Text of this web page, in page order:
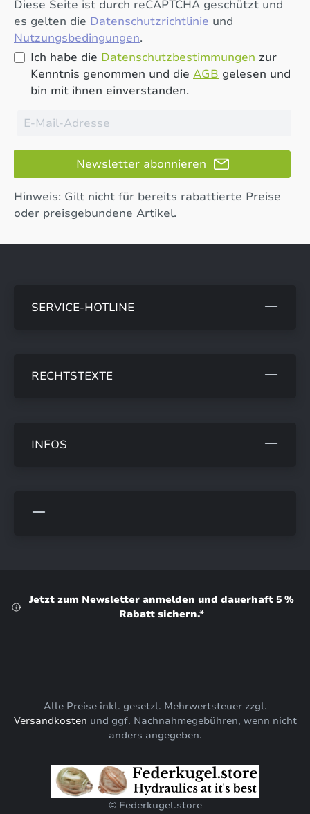
Diese Seite ist durch reCAPTCHA geschützt und
es gelten die Datenschutzrichtlinie und
Nutzungsbedingungen.
Ich habe die Datenschutzbestimmungen zur
Kenntnis genommen und die AGB gelesen und
bin mit ihnen einverstanden.
Newsletter abonnieren
Hinweis: Gilt nicht für bereits rabattierte Preise
oder preisgebundene Artikel.
SERVICE-HOTLINE
RECHTSTEXTE
INFOS
Jetzt zum Newsletter anmelden und dauerhaft 5 %
Rabatt sichern.*
Alle Preise inkl. gesetzl. Mehrwertsteuer zzgl.
Versandkosten und ggf. Nachnahmegebühren, wenn nicht
anders angegeben.
© Federkugel.store